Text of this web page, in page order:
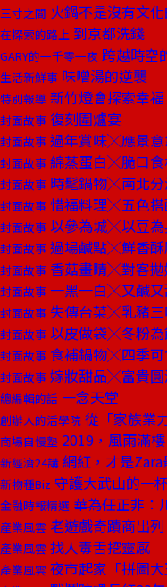
三寸之間 火鍋不是沒有文
在探索的路上 到京都洗錢
GARY的一千零一夜 跨越時空
生活新鮮事 味噌湯的逆襲
特別報導 新竹燈會探索幸福
封面故事 復刻圍爐宴
封面故事 過年賞味╳應景意
封面故事 綿蒸蛋白╳脆口食
封面故事 時髦鍋物╳南北
封面故事 惜福料理╳五色搭
封面故事 以參為城╳以豆
封面故事 過場鹹點╳鮮香酥
封面故事 香菇畫睛╳對客
封面故事 一黑一白╳又鹹
封面故事 失傳台菜╳乳豬三
封面故事 以皮做袋╳冬粉為
封面故事 食補鍋物╳四季可
封面故事 嫁妝甜品╳富貴圓
總編輯的話 一念天堂
創辦人的活學院 從「家族業
商場自慢塾 2019，風雨滿樓
新經濟24講 網紅，才是Zara
新物種Biz 守護大武山的一
金融時報精選 華為任正非：
產業風雲 老遊戲奇蹟商出列
產業風雲 找人毒舌挖靈感
產業風雲 夜市起家「拼圖